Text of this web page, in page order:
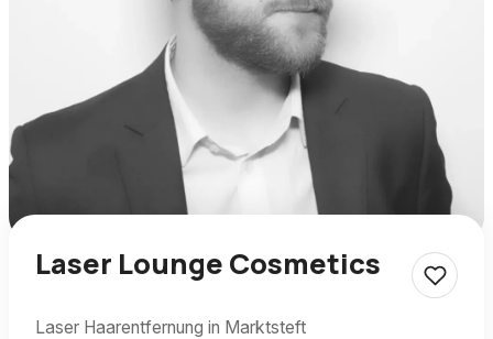
Laser Lounge Cosmetics
Laser Haarentfernung in Marktsteft